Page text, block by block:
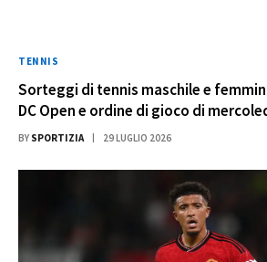
TENNIS
Sorteggi di tennis maschile e
DC Open e ordine di gioco di
BY SPORTIZIA 29 LUGLIO 2026